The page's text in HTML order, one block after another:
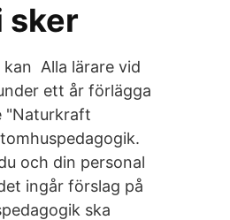
sker
Alla lärare vid
ett år förlägga
"Naturkraft
och din personal
ingår förslag på
ska